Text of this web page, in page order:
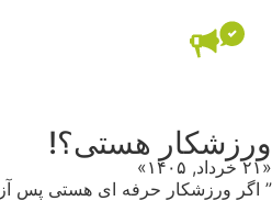
ورزشکار هستی؟!
«۲۱ خرداد, ۱۴۰۵»
” اگر ورزشکار حرفه ای هستی پس